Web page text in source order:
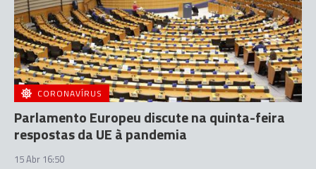
CORONAVÍRUS
Parlamento Europeu discute na quinta-feira
respostas da UE à pandemia
15 Abr 16:50